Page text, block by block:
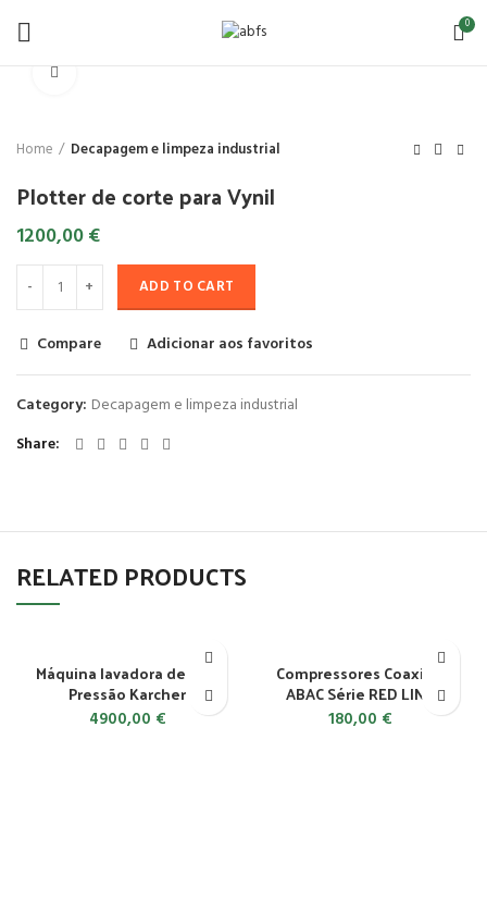
0
Home Decapagem e limpeza industrial
Plotter de corte para Vynil
1200,00€
ADD TO CART
Compare Adicionar aos favoritos
Category: Decapagem e limpeza industrial
Share
RELATED PRODUCTS
Máquina lavadora de Alta
Pressão Karcher
4900,00 €
Compressores Coaxiais
ABAC Série RED LINE
180,00 €